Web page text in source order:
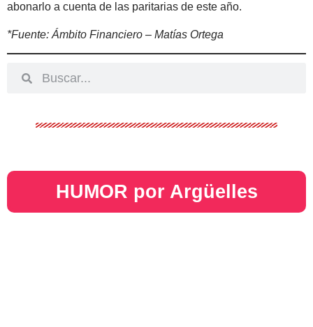
abonarlo a cuenta de las paritarias de este año.
*Fuente: Ámbito Financiero – Matías Ortega
HUMOR por Argüelles​